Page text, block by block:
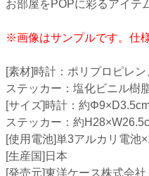
お部屋をPOPに彩るアイテ
※画像はサンプルです。仕
[素材]時計：ポリプロピレ
ステッカー：塩化ビニル樹
[サイズ]時計：約
ステッカー：約
[使用電池]単3アルカリ電池
[生産国]日本
[発売元]東洋ケース株式会社